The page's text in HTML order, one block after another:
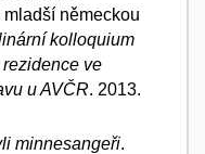
německou
kolloquium
ve
u AVČR. 2013.
minnesangeři.